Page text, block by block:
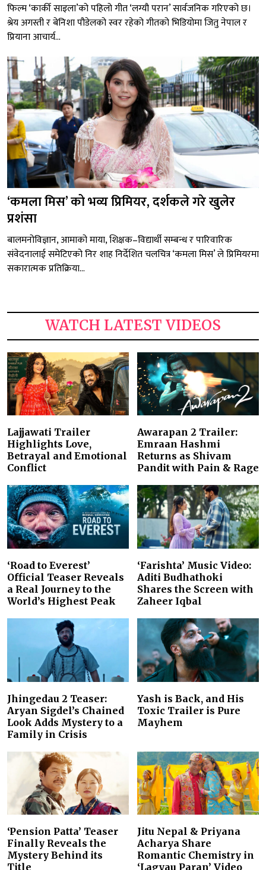
फिल्म ‘कार्की साइला’को पहिलो गीत ‘लग्यौ परान’ सार्वजनिक गरिएको छ।
श्रेय अगस्ती र बेनिशा पौडेलको स्वर रहेको गीतको भिडियोमा जितु नेपाल र
प्रियाना आचार्य...
‘कमला मिस’ को भव्य प्रिमियर, दर्शकले गरे खुलेर
प्रशंसा
बालमनोविज्ञान, आमाको माया, शिक्षक–विद्यार्थी सम्बन्ध र पारिवारिक
संवेदनालाई समेटिएको निर शाह निर्देशित चलचित्र ‘कमला मिस’ ले प्रिमियरमा
सकारात्मक प्रतिक्रिया...
WATCH LATEST VIDEOS
Lajjawati Trailer
Highlights Love,
Betrayal and Emotional
Conflict
Awarapan 2 Trailer:
Emraan Hashmi
Returns as Shivam
Pandit with Pain & Rage
‘Road to Everest’
Official Teaser Reveals
a Real Journey to the
World’s Highest Peak
‘Farishta’ Music Video:
Aditi Budhathoki
Shares the Screen with
Zaheer Iqbal
Jhingedau 2 Teaser:
Aryan Sigdel’s Chained
Look Adds Mystery to a
Family in Crisis
Yash is Back, and His
Toxic Trailer is Pure
Mayhem
‘Pension Patta’ Teaser
Finally Reveals the
Mystery Behind its
Title
Jitu Nepal & Priyana
Acharya Share
Romantic Chemistry in
‘Lagyau Paran’ Video